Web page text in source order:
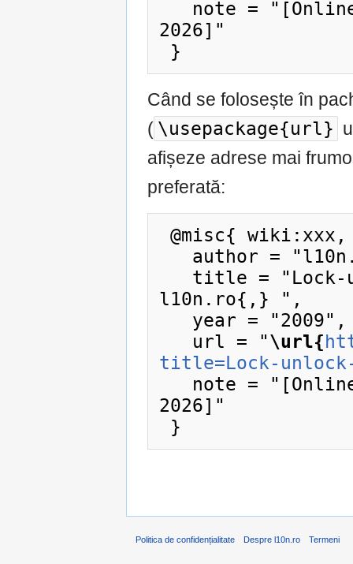
2026]"
Când se folosește în
( \usepackage{url}
afișeze adrese mai
preferată:
l10n.ro{,} ",
   url = "
\url{
title=Lock-
2026]"
Politica de confidențialitate Despre l10n.ro Termeni